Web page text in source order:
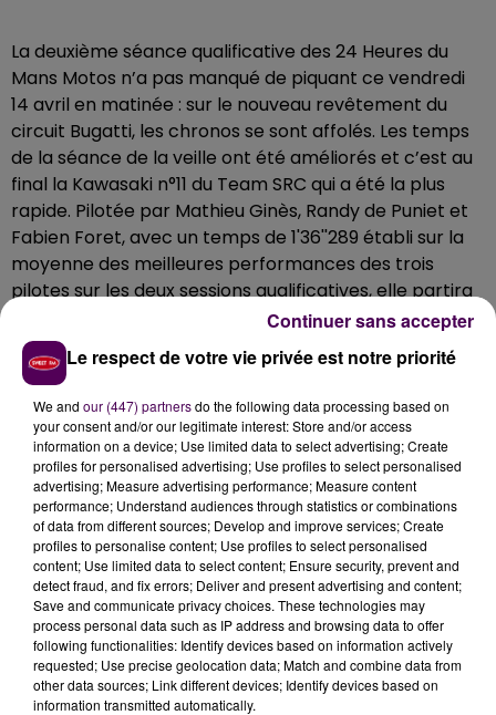
La deuxième séance qualificative des 24 Heures du
Mans Motos n’a pas manqué de piquant ce vendredi
14 avril en matinée : sur le nouveau revêtement du
circuit Bugatti, les chronos se sont affolés. Les temps
de la séance de la veille ont été améliorés et c’est au
final la Kawasaki n°11 du Team SRC qui a été la plus
rapide. Pilotée par Mathieu Ginès, Randy de Puniet et
Fabien Foret, avec un temps de 1'36''289 établi sur la
moyenne des meilleures performances des trois
pilotes sur les deux sessions qualificatives, elle partira
en pole position ce samedi 15 avril à 15h. Derrière, se
rangent les deux Yamaha, n°7 et 94. En catégorie
Superstock, la Yamaha n°333 de Viltaïs Experience
domine toujours, tout comme la machine n°121 du
Ducati Esprit Racing Team en Supertwin. La kawasaki
n°17 du TTS Excent devance la Metiss n°45 en
Experimental.
Le respect de votre vie privée est notre priorité
We and our (447) partnersdo the following data processing based on
your consent and/or our legitimate interest: Store and/or access
information on a device; Use limited data to select advertising; Create
profiles for personalised advertising; Use profiles to select personalised
advertising; Measure advertising performance; Measure content
performance; Understand audiences through statistics or combinations
of data from different sources; Develop and improve services; Create
profiles to personalise content; Use profiles to select personalised
content; Use limited data to select content; Ensure security, prevent and
detect fraud, and fix errors; Deliver and present advertising and content;
Save and communicate privacy choices. These technologies may
process personal data such as IP address and browsing data to offer
following functionalities: Identify devices based on information actively
requested; Use precise geolocation data; Match and combine data from
other data sources; Link different devices; Identify devices based on
information transmitted automatically.
Continuer sans accepter